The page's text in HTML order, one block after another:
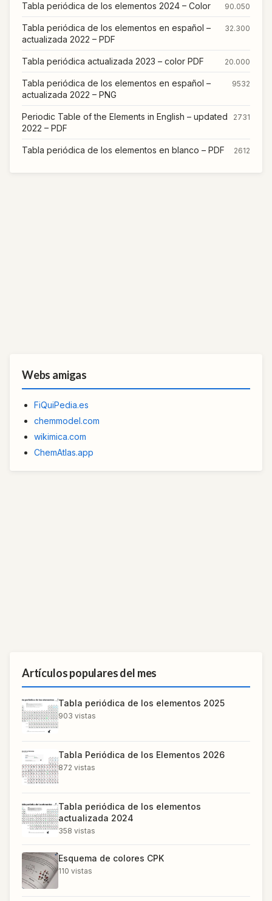
Tabla periódica de los elementos 2024 – Color 90.050
Tabla periódica de los elementos en español –
actualizada 2022 – PDF
32.300
Tabla periódica actualizada 2023 – color PDF 20.000
Tabla periódica de los elementos en español –
actualizada 2022 – PNG
9532
Periodic Table of the Elements in English – updated
2022 – PDF
2731
Tabla periódica de los elementos en blanco – PDF 2612
Webs amigas
FiQuiPedia.es
chemmodel.com
wikimica.com
ChemAtlas.app
Artículos populares del mes
Tabla periódica de los elementos 2025
903 vistas
Tabla Periódica de los Elementos 2026
872 vistas
Tabla periódica de los elementos
actualizada 2024
358 vistas
Esquema de colores CPK
110 vistas